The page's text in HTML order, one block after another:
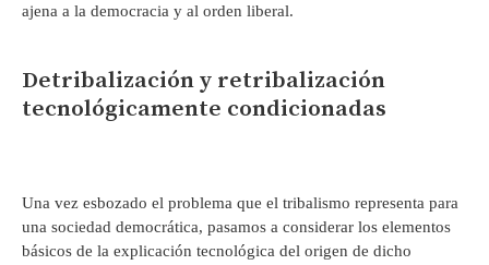
ajena a la democracia y al orden liberal.
Detribalización y retribalización
tecnológicamente condicionadas
Una vez esbozado el problema que el tribalismo representa para
una sociedad democrática, pasamos a considerar los elementos
básicos de la explicación tecnológica del origen de dicho